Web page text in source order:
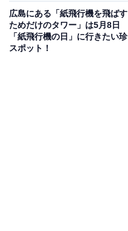
広島にある「紙飛行機を飛ばす
ためだけのタワー」は5月8日
「紙飛行機の日」に行きたい珍
スポット！